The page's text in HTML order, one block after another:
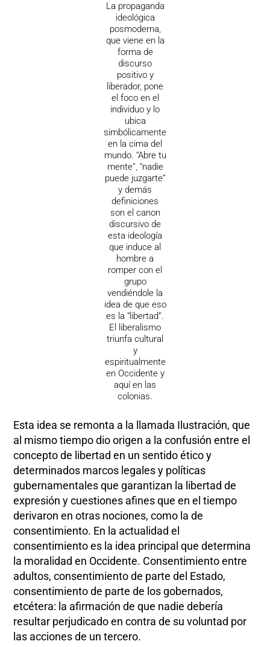
La propaganda
ideológica
posmoderna,
que viene en la
forma de
discurso
positivo y
liberador, pone
el foco en el
individuo y lo
ubica
simbólicamente
en la cima del
mundo. “Abre tu
mente”, “nadie
puede juzgarte”
y demás
definiciones
son el canon
discursivo de
esta ideología
que induce al
hombre a
romper con el
grupo
vendiéndole la
idea de que eso
es la “libertad”.
El liberalismo
triunfa cultural
y
espiritualmente
en Occidente y
aquí en las
colonias.
Esta idea se remonta a la llamada Ilustración, que
al mismo tiempo dio origen a la confusión entre el
concepto de libertad en un sentido ético y
determinados marcos legales y políticas
gubernamentales que garantizan la libertad de
expresión y cuestiones afines que en el tiempo
derivaron en otras nociones, como la de
consentimiento. En la actualidad el
consentimiento es la idea principal que determina
la moralidad en Occidente. Consentimiento entre
adultos, consentimiento de parte del Estado,
consentimiento de parte de los gobernados,
etcétera: la afirmación de que nadie debería
resultar perjudicado en contra de su voluntad por
las acciones de un tercero.